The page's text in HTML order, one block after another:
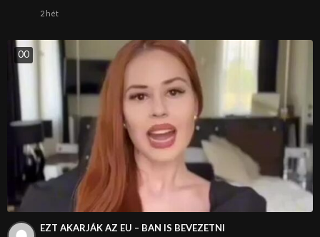
2 hét
00
EZT AKARJÁK AZ EU – BAN IS BEVEZETNI